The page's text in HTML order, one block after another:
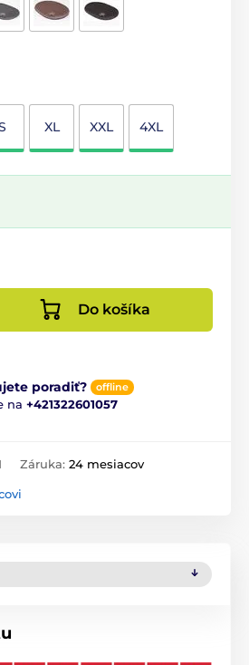
XL XXL 4XL
Do košíka
poradiť? offline
na +421322601057
Záruka: 24 mesiacov